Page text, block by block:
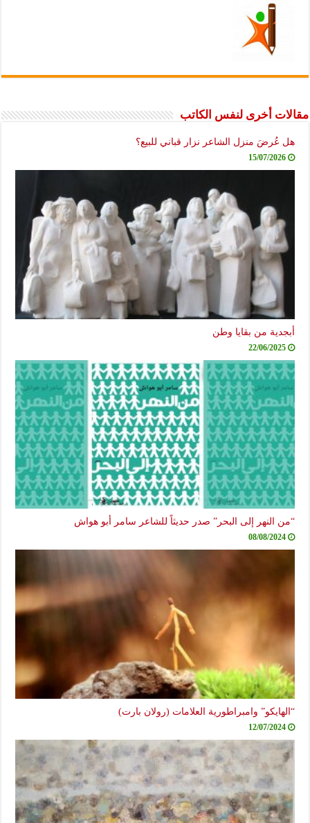
مقالات أخرى لنفس الكاتب
هل عُرضَ منزل الشاعر نزار قباني للبيع؟
15/07/2026
أبجدية من بقايا وطن
22/06/2025
“من النهر إلى البحر” صدر حديثاً للشاعر سامر أبو هواش
08/08/2024
“الهايكو” وامبراطورية العلامات (رولان بارت)
12/07/2024